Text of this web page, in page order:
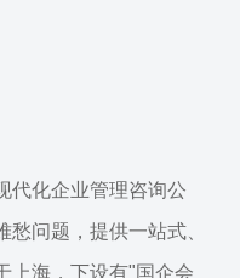
代化企业管理咨询公
问题，提供一站式、
上海，下设有"国企会